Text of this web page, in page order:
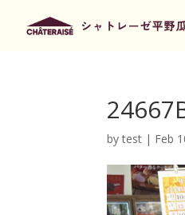
bytest | Feb